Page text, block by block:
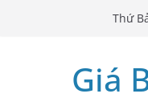
Thứ
Giá